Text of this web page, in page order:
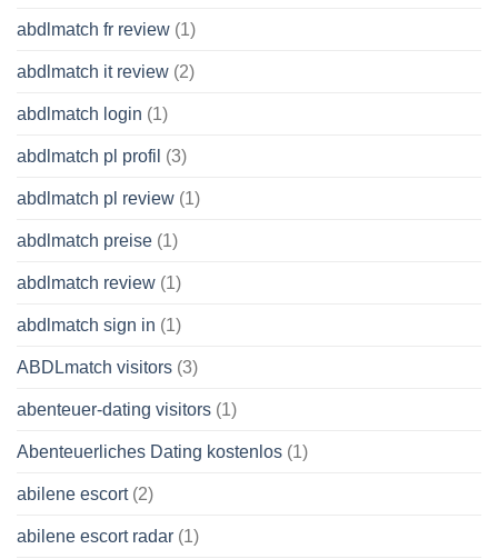
abdlmatch fr review (1)
abdlmatch it review (2)
abdlmatch login (1)
abdlmatch pl profil (3)
abdlmatch pl review (1)
abdlmatch preise (1)
abdlmatch review (1)
abdlmatch sign in (1)
ABDLmatch visitors (3)
abenteuer-dating visitors (1)
Abenteuerliches Dating kostenlos (1)
abilene escort(2)
abilene escort radar (1)